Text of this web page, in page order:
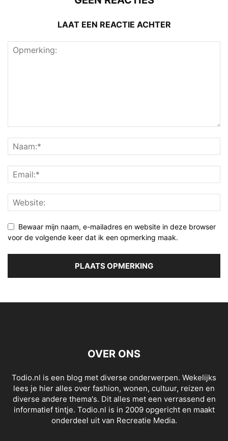
LAAT EEN REACTIE ACHTER
Bewaar mijn naam, e-mailadres en website in deze browser
voor de volgende keer dat ik een opmerking maak.
OVER ONS
Todio.nl is een blog met diverse onderwerpen. Wekelijks
lees je hier alles over fashion, wonen, cultuur, reizen en
diverse andere thema's. Dit alles met een verrassend en
informatief tintje. Todio.nl is in 2009 opgericht en maakt
onderdeel uit van Recreatie Media.